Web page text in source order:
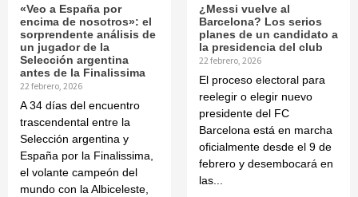
«Veo a España por
encima de nosotros»: el
sorprendente análisis de
un jugador de la
Selección argentina
antes de la Finalissima
22 febrero, 2026
A 34 días del encuentro
trascendental entre la
Selección argentina y
España por la Finalissima,
el volante campeón del
mundo con la Albiceleste,
¿Messi vuelve al
Barcelona? Los serios
planes de un candidato a
la presidencia del club
22 febrero, 2026
El proceso electoral para
reelegir o elegir nuevo
presidente del FC
Barcelona está en marcha
oficialmente desde el 9 de
febrero y desembocará en
las...